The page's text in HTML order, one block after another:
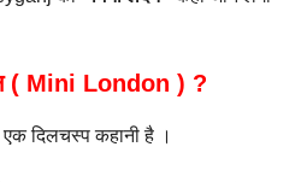
( Mini London ) ?
दिलचस्प कहानी है ।